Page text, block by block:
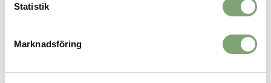
Statistik
Marknadsföring
/ White